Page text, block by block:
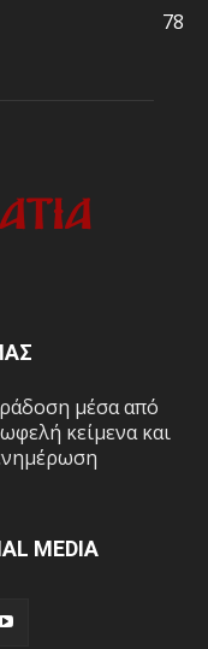
78
μέσα από
κείμενα και
MEDIA